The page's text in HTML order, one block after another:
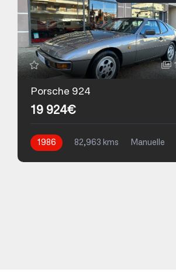
Porsche 924
19 924€
1986 82,963 kms
Manuelle